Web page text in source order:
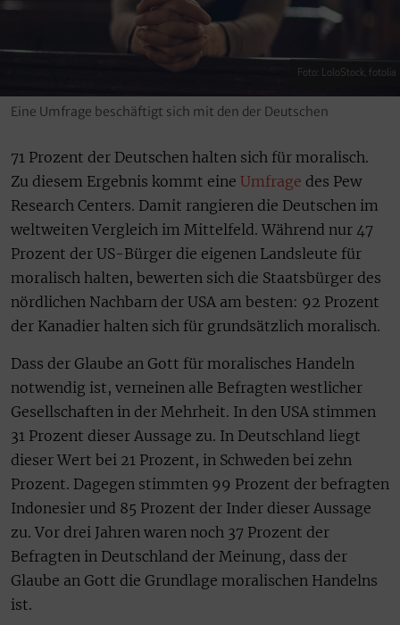
Foto: LoloStock, fotolia
Eine Umfrage beschäftigt sich mit den der Deutschen
71 Prozent der Deutschen halten sich für moralisch.
Zu diesem Ergebnis kommt eine Umfrage des Pew
Research Centers. Damit rangieren die Deutschen im
weltweiten Vergleich im Mittelfeld. Während nur 47
Prozent der US-Bürger die eigenen Landsleute für
moralisch halten, bewerten sich die Staatsbürger des
nördlichen Nachbarn der USA am besten: 92 Prozent
der Kanadier halten sich für grundsätzlich moralisch.
Dass der Glaube an Gott für moralisches Handeln
notwendig ist, verneinen alle Befragten westlicher
Gesellschaften in der Mehrheit. In den USA stimmen
31 Prozent dieser Aussage zu. In Deutschland liegt
dieser Wert bei 21 Prozent, in Schweden bei zehn
Prozent. Dagegen stimmten 99 Prozent der befragten
Indonesier und 85 Prozent der Inder dieser Aussage
zu. Vor drei Jahren waren noch 37 Prozent der
Befragten in Deutschland der Meinung, dass der
Glaube an Gott die Grundlage moralischen Handelns
ist.